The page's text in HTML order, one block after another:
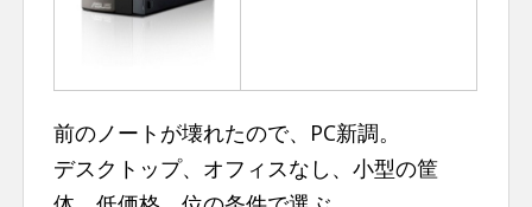
前のノートが壊れたので、PC新調。
デスクトップ、オフィスなし、小型の筐